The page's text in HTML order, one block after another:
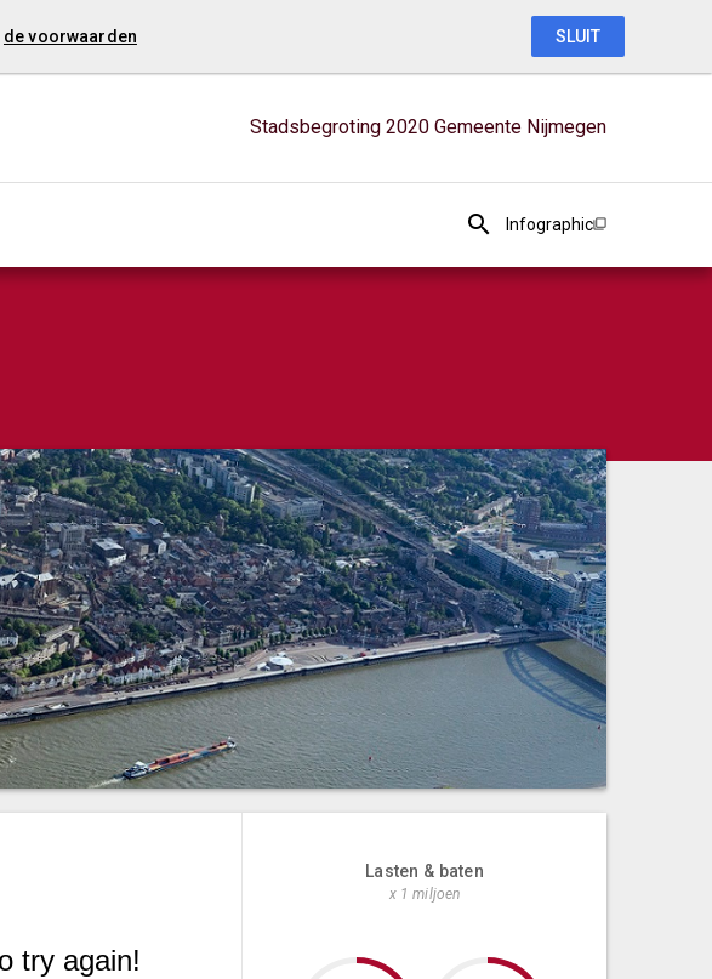
Stadsbegroting 2020 Gemeente Nijmegen
Infographic
Lasten & baten
x 1 miljoen
de voorwaarden SLUIT